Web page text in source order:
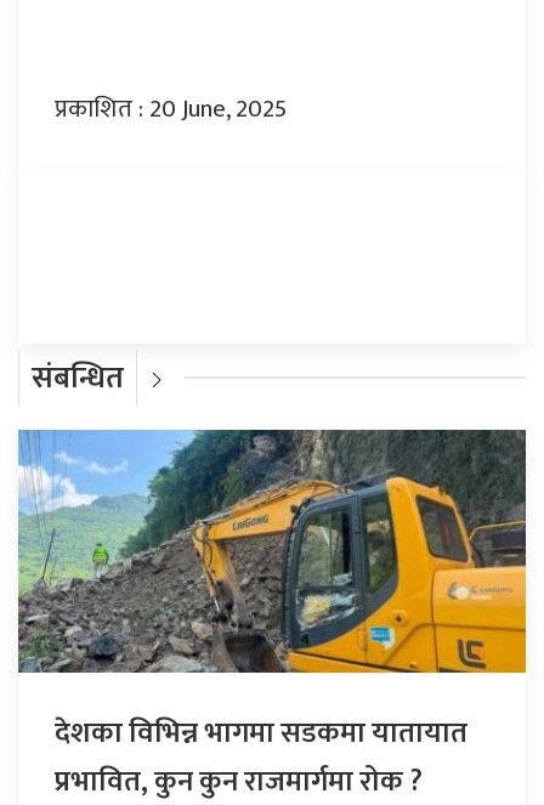
प्रकाशित : 20 June, 2025
संबन्धित
देशका विभिन्न भागमा सडकमा यातायात
प्रभावित, कुन कुन राजमार्गमा रोक ?